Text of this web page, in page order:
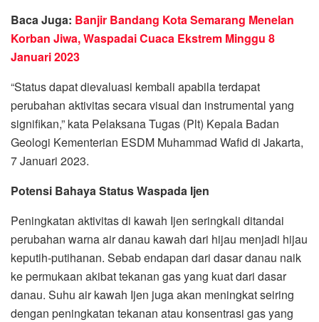
Baca Juga: Banjir Bandang Kota Semarang Menelan
Korban Jiwa, Waspadai Cuaca Ekstrem Minggu 8
Januari 2023
“Status dapat dievaluasi kembali apabila terdapat
perubahan aktivitas secara visual dan instrumental yang
signifikan,” kata Pelaksana Tugas (Plt) Kepala Badan
Geologi Kementerian ESDM Muhammad Wafid di Jakarta,
7 Januari 2023.
Potensi Bahaya Status Waspada Ijen
Peningkatan aktivitas di kawah Ijen seringkali ditandai
perubahan warna air danau kawah dari hijau menjadi hijau
keputih-putihanan. Sebab endapan dari dasar danau naik
ke permukaan akibat tekanan gas yang kuat dari dasar
danau. Suhu air kawah Ijen juga akan meningkat seiring
dengan peningkatan tekanan atau konsentrasi gas yang